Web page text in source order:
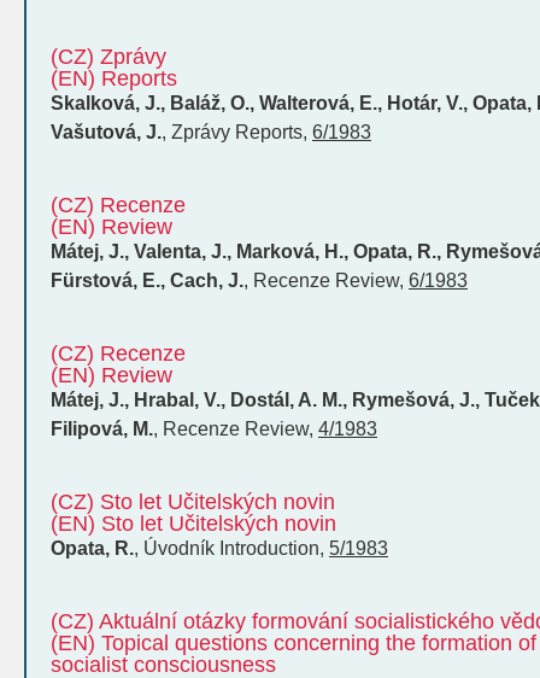
(CZ) Zprávy
(EN) Reports
Skalková, J., Baláž, O., Walterová, E., Hotár, V.,
Vašutová, J., Zprávy Reports, 6/1983
(CZ) Recenze
(EN) Review
Mátej, J., Valenta, J., Marková, H., Opata, R.,
Fürstová, E., Cach, J., Recenze Review, 6/1983
(CZ) Recenze
(EN) Review
Mátej, J., Hrabal, V., Dostál, A. M., Rymešová, J.,
Filipová, M., Recenze Review, 4/1983
(CZ) Sto let Učitelských novin
(EN) Sto let Učitelských novin
Opata, R., Úvodník Introduction, 5/1983
(CZ) Aktuální otázky formování socialistického
(EN) Topical questions concerning the formation
socialist consciousness